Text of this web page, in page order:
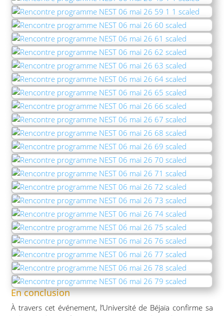
En conclusion
À travers cet événement, l’Université de Béjaïa confirme sa